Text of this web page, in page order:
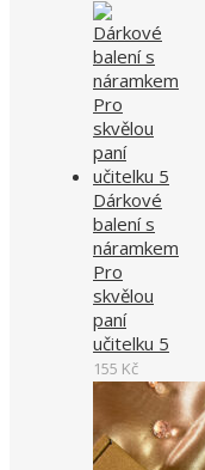
Dárkové
balení s
náramkem
Pro
skvělou
paní
učitelku 5
155 Kč